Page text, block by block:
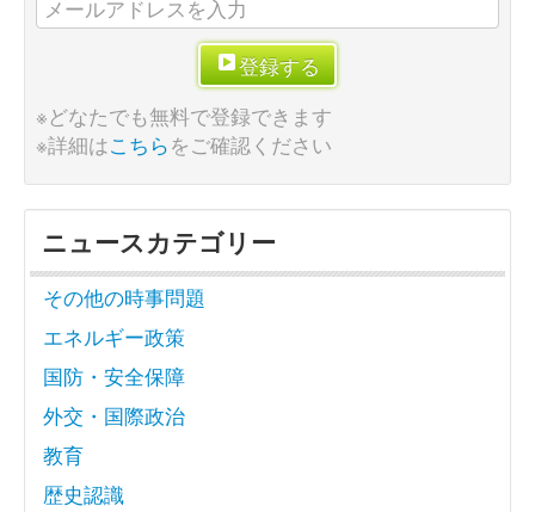
登録する
※どなたでも無料で登録できます
※詳細はこちらをご確認ください
ニュースカテゴリー
その他の時事問題
エネルギー政策
国防・安全保障
外交・国際政治
教育
歴史認識